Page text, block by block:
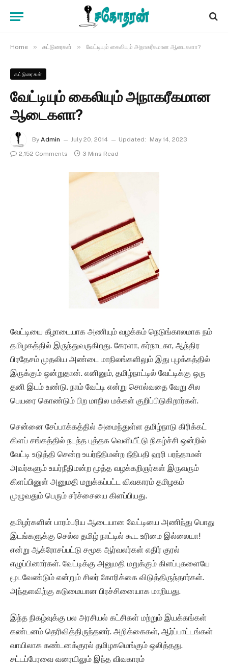
Home » கட்டுரைகள் » வேட்டியும் கைலியும் அநாகரீகமான ஆடைகளா?
கட்டுரைகள்
வேட்டியும் கைலியும் அநாகரீகமான
ஆடைகளா?
By Admin July 20, 2014 Updated:
May 14, 2023
2,152 Comments
3 Mins Read
வேட்டியை கீழாடையாக அணியும் வழக்கம் நெடுங்காலமாக நம்
தமிழகத்தில் இருந்துவருகிறது. கேரளா, கர்நாடகா, ஆந்திர
பிரதேசம் முதலிய அண்டை மாநிலங்களிலும் இது புழக்கத்தில்
இருக்கும் ஒன்றுதான். எனினும், தமிழ்நாட்டில் வேட்டிக்கு ஒரு
தனி இடம் உண்டு. நாம் வேட்டி என்று சொல்வதை வேறு சில
பெயரை கொண்டும் பிற மாநில மக்கள் குறிப்பிடுகிறார்கள்.
சென்னை சேப்பாக்கத்தில் அமைந்துள்ள தமிழ்நாடு கிரிக்கட்
கிளப் சங்கத்தில் நடந்த புத்தக வெளியீட்டு நிகழ்ச்சி ஒன்றில்
வேட்டி உடுத்தி சென்ற உயர்நீதிமன்ற நீதிபதி ஹரி பரந்தாமன்
அவர்களும் உயர்நீதிமன்ற மூத்த வழக்கறிஞர்கள் இருவரும்
கிளப்பினுள் அனுமதி மறுக்கப்பட்ட விவகாரம் தமிழகம்
முழுவதும் பெரும் சர்ச்சையை கிளப்பியது.
தமிழர்களின் பாரம்பரிய ஆடையான வேட்டியை அணிந்து பொது
இடங்களுக்கு செல்ல தமிழ் நாட்டில் கூட உரிமை இல்லையா!
என்று ஆக்ரோசப்பட்டு சமூக ஆர்வலர்கள் எதிர் குரல்
எழுப்பினார்கள். வேட்டிக்கு அனுமதி மறுக்கும் கிளப்புகளையே
மூடவேண்டும் என்றும் சிலர் கோரிக்கை விடுத்திருந்தார்கள்.
அந்தளவிற்கு கடுமையான பிரச்சினையாக மாறியது.
இந்த நிகழ்வுக்கு பல அரசியல் கட்சிகள் மற்றும் இயக்கங்கள்
கண்டனம் தெரிவித்திருந்தனர். அறிக்கைகள், ஆர்ப்பாட்டங்கள்
வாயிலாக கண்டனக்குரல் தமிழகமெங்கும் ஒலித்தது.
சட்டப்பேரவை வரையிலும் இந்த விவகாரம்